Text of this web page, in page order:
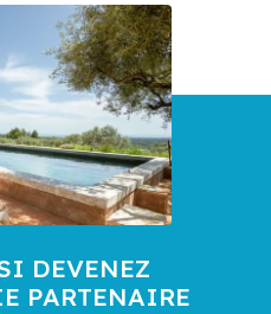
DEVENEZ
PARTENAIRE